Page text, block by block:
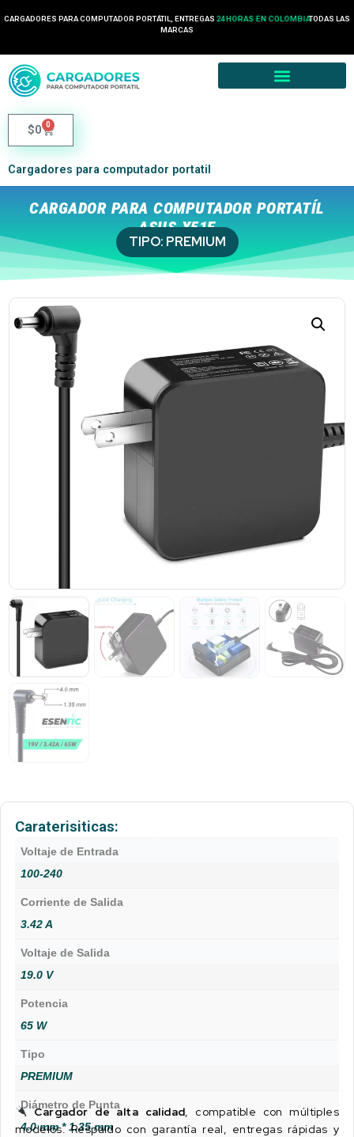
CARGADORES PARA COMPUTADOR PORTÁTIL, ENTREGAS 24 HORAS EN COLOMBIATODAS LAS
MARCAS
$0 0
Cargadores para computador portatil
CARGADOR PARA COMPUTADOR PORTATÍL
ASUS X51E
TIPO: PREMIUM
Caraterisiticas:
Voltaje de Entrada
100-240
Corriente de Salida
3.42 A
Voltaje de Salida
19.0 V
Potencia
65 W
Tipo
PREMIUM
Diámetro de Punta
4.0 mm * 1.35 mm
Cargador de alta calidad, compatible con múltiples
modelos. Respaldo con garantía real, entregas rápidas y